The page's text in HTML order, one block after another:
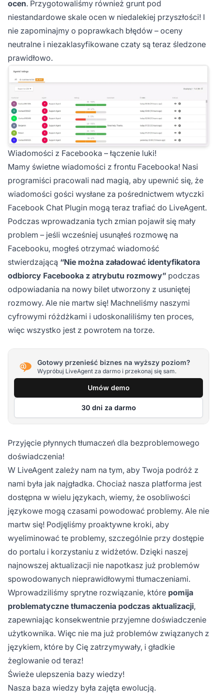
ocen. Przygotowaliśmy również grunt pod
niestandardowe skale ocen w niedalekiej przyszłości! I
nie zapominajmy o poprawkach błędów – oceny
neutralne i niezaklasyfikowane czaty są teraz śledzone
prawidłowo.
Wiadomości z Facebooka – łączenie luki!
Mamy świetne wiadomości z frontu Facebooka! Nasi
programiści pracowali nad magią, aby upewnić się, że
wiadomości gości wysłane za pośrednictwem wtyczki
Facebook Chat Plugin mogą teraz trafiać do LiveAgent.
Podczas wprowadzania tych zmian pojawił się mały
problem – jeśli wcześniej usunąłeś rozmowę na
Facebooku, mogłeś otrzymać wiadomość
stwierdzającą “Nie można załadować identyfikatora
odbiorcy Facebooka z atrybutu rozmowy” podczas
odpowiadania na nowy bilet utworzony z usuniętej
rozmowy. Ale nie martw się! Machneliśmy naszymi
cyfrowymi różdżkami i udoskonaliliśmy ten proces,
więc wszystko jest z powrotem na torze.
Gotowy przenieść biznes na wyższy poziom?
Wypróbuj LiveAgent za darmo i przekonaj się sam.
Umów demo
30 dni za darmo
Przyjęcie płynnych tłumaczeń dla bezproblemowego
doświadczenia!
W LiveAgent zależy nam na tym, aby Twoja podróż z
nami była jak najgładka. Chociaż nasza platforma jest
dostępna w wielu językach, wiemy, że osobliwości
językowe mogą czasami powodować problemy. Ale nie
martw się! Podjęliśmy proaktywne kroki, aby
wyeliminować te problemy, szczególnie przy dostępie
do portalu i korzystaniu z widżetów. Dzięki naszej
najnowszej aktualizacji nie napotkasz już problemów
spowodowanych nieprawidłowymi tłumaczeniami.
Wprowadziliśmy sprytne rozwiązanie, które pomija
problematyczne tłumaczenia podczas aktualizacji,
zapewniając konsekwentnie przyjemne doświadczenie
użytkownika. Więc nie ma już problemów związanych z
językiem, które by Cię zatrzymywały, i gładkie
żeglowanie od teraz!
Świeże ulepszenia bazy wiedzy!
Nasza baza wiedzy była zajęta ewolucją.